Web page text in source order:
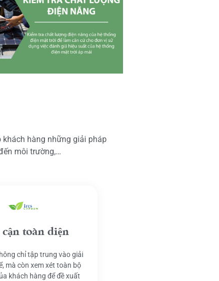
khách hàng những giải pháp
môi trường,…
toàn diện
chỉ tập trung vào giải
mà còn xem xét toàn bộ
khách hàng để đề xuất